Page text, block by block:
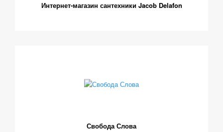
Интернет-магазин сантехники Jacob Delafon
Свобода Слова